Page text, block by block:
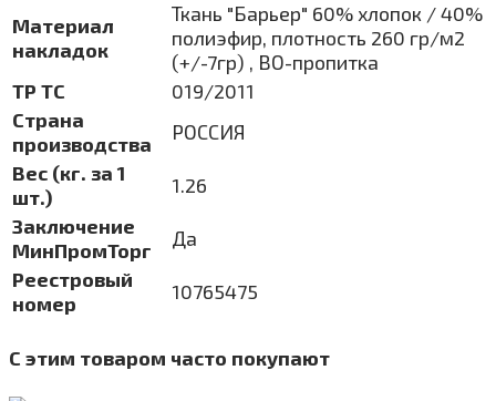
Материал
накладок
Ткань "Барьер" 60% хлопок / 40%
полиэфир, плотность 260 гр/м2
(+/-7гр) , ВО-пропитка
ТР ТС
019/2011
Страна
производства
РОССИЯ
Вес (кг. за 1
шт.)
1.26
Заключение
МинПромТорг
Да
Реестровый
номер
10765475
С этим товаром часто покупают